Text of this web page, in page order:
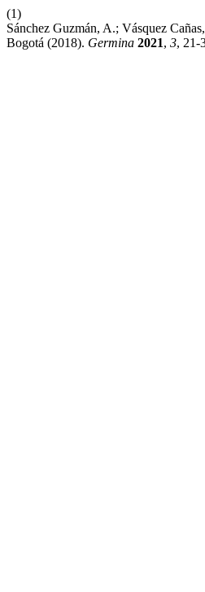
(1)
Sánchez Guzmán, A.; Vásquez
Bogotá (2018). Germina 2021, 3, 21-